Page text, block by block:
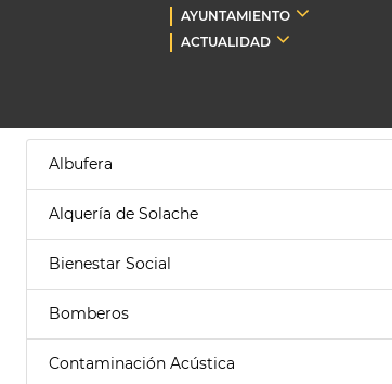
AYUNTAMIENTO
ACTUALIDAD
Albufera
Alquería de Solache
Bienestar Social
Bomberos
Contaminación Acústica